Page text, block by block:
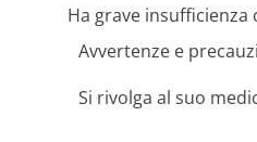
Ha grave insufficienza
Avvertenze e
Si rivolga al suo